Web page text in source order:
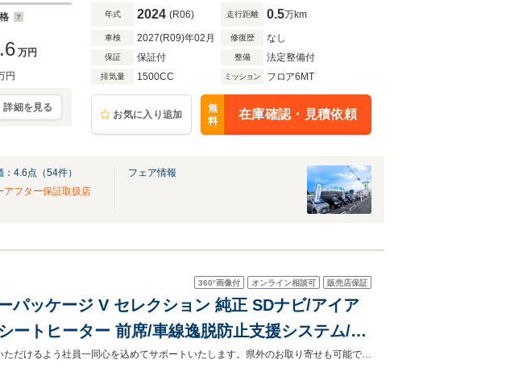
.6 万円
円
詳細を見る
年式 2024 (R06) 走行距離 0.5万km
車検 2027(R09)年02月 修復歴 なし
保証 保証付 整備 法定整備付
排気量 1500CC ミッション フロア6MT
お気に入り追加
無
料
在庫確認・見積依頼
4.6点（54件）
アフター保証取扱店
フェア情報
360°画像付 オンライン相談可 販売店保証
パッケージ V セレクション 純正 SDナビ/アイア
ートヒーター 前席/車線逸脱防止支援システム/シ
ンプ LED/USBジャック/Bluetooth接続/ETC
お客様が安心してカーライフをお楽しみいただけるよう社員一同心を込めてサポートいたします。県外のお取り寄せも可能です！是非お気軽にご相談ください。